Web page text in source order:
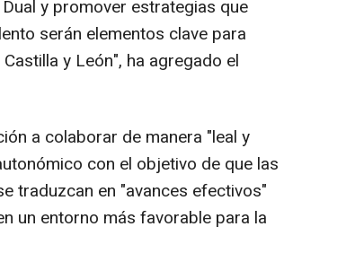
y promover estrategias que
serán elementos clave para
y León", ha agregado el
a colaborar de manera "leal y
con el objetivo de que las
traduzcan en "avances efectivos"
un entorno más favorable para la